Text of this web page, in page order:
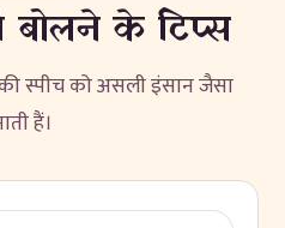
बोलने के टिप्स
स्पीच को असली इंसान जैसा
हैं।